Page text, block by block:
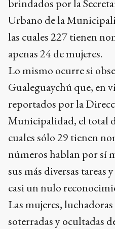
brindados por la
Urbano de la
las cuales 227 tienen
apenas 24 de mujeres.
Lo mismo ocurre si
Gualeguaychú que, en
reportados por la
Municipalidad, el total
cuales sólo 29 tienen
números hablan por sí
sus más diversas
casi un nulo
Las mujeres,
soterradas y ocultadas